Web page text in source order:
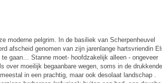
moderne pelgrim. In de basiliek van Scherpenheuvel
afscheid genomen van zijn jarenlange hartsvriendin
gaan… Stanne moet- hoofdzakelijk alleen - ongeveer
over moeilijk begaanbare wegen, soms in de drukkende
in een prachtig, maar ook desolaat landschap .